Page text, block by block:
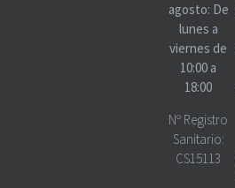
agosto: De
lunes a
viernes de
10:00 a
18:00
Nº Registro
Sanitario:
CS15113